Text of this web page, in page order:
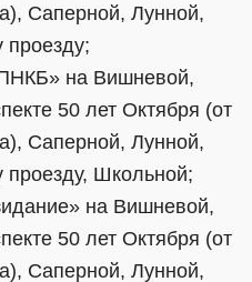
Саперной, Лунной,
на Вишневой,
50 лет Октября (от
Саперной, Лунной,
Школьной;
на Вишневой,
50 лет Октября (от
Саперной, Лунной,